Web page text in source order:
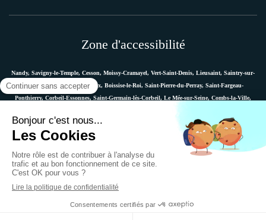
Zone d'accessibilité
Nandy, Savigny-le-Temple, Cesson, Moissy-Cramayel, Vert-Saint-Denis, Lieusaint, Saintry-sur-
Seine, Le Coudray-Montceaux, Boissise-le-Roi, Saint-Pierre-du-Perray, Saint-Fargeau-
Ponthierry, Corbeil-Essonnes, Saint-Germain-lès-Corbeil, Le Mée-sur-Seine, Combs-la-Ville,
Boussy-Saint-Antoine, etc.
Plan du site
Ostéopathe Versailles